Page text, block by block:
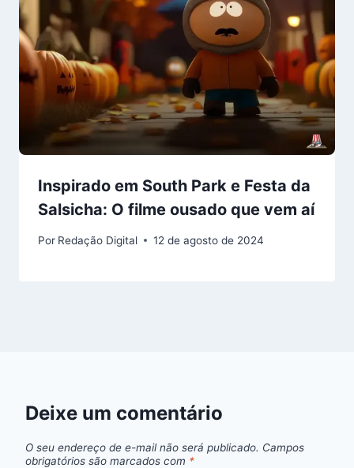
Inspirado em South Park e Festa da
Salsicha: O filme ousado que vem aí
Por Redação Digital 12 de agosto de 2024
Deixe um comentário
O seu endereço de e-mail não será publicado. Campos
obrigatórios são marcados com *